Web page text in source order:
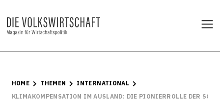
HOME THEMEN
INTERNATIONAL
KLIMAKOMPENSATION IM AUSLAND: DIE PIONIERROLLE DER